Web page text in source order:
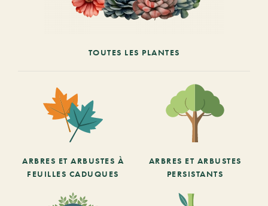
TOUTES LES PLANTES
ARBRES ET ARBUSTES À
FEUILLES CADUQUES
ARBRES ET ARBUSTES
PERSISTANTS